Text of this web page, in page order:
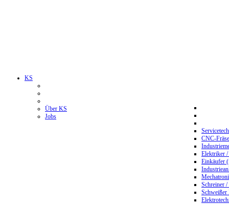
KS
Über KS
Jobs
CNC-
Elektriker
Einkäufer
Schreiner